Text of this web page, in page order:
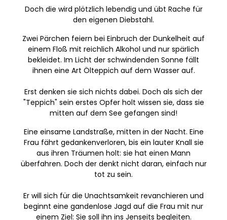
Doch die wird plötzlich lebendig und übt Rache für
den eigenen Diebstahl.
Zwei Pärchen feiern bei Einbruch der Dunkelheit auf
einem Floß mit reichlich Alkohol und nur spärlich
bekleidet. Im Licht der schwindenden Sonne fällt
ihnen eine Art Ölteppich auf dem Wasser auf.
Erst denken sie sich nichts dabei. Doch als sich der
"Teppich" sein erstes Opfer holt wissen sie, dass sie
mitten auf dem See gefangen sind!
Eine einsame Landstraße, mitten in der Nacht. Eine
Frau fährt gedankenverloren, bis ein lauter Knall sie
aus ihren Träumen holt: sie hat einen Mann
überfahren. Doch der denkt nicht daran, einfach nur
tot zu sein.
Er will sich für die Unachtsamkeit revanchieren und
beginnt eine gandenlose Jagd auf die Frau mit nur
einem Ziel: Sie soll ihn ins Jenseits begleiten.